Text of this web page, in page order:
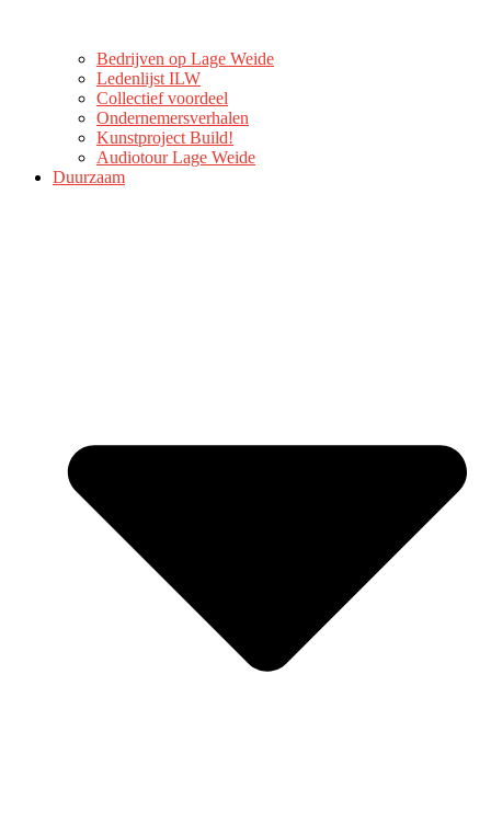
Bedrijven op Lage Weide
Ledenlijst ILW
Collectief voordeel
Ondernemersverhalen
Kunstproject Build!
Audiotour Lage Weide
Duurzaam